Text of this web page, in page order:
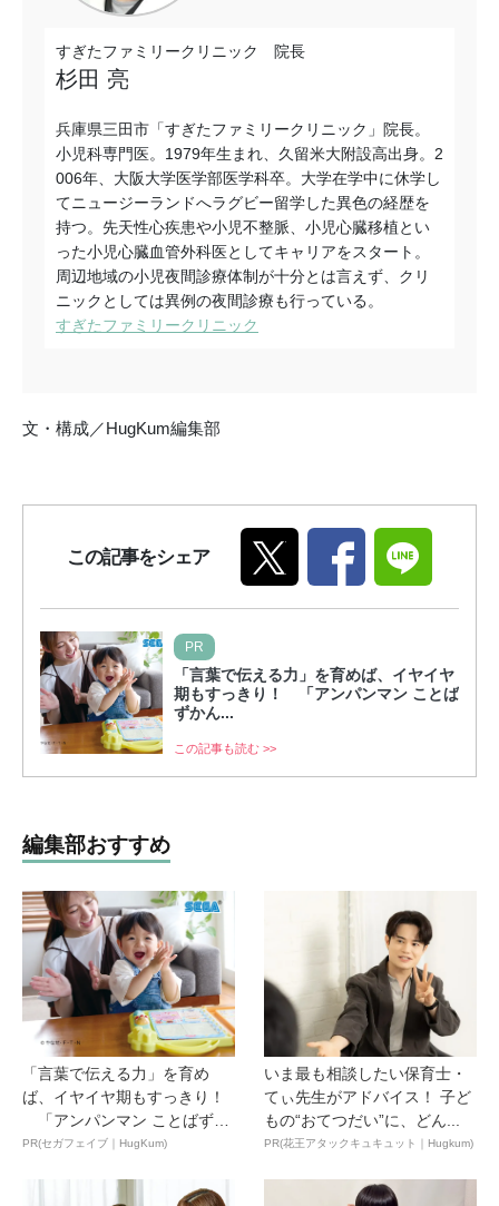
すぎたファミリークリニック 院長
杉田 亮
兵庫県三田市「すぎたファミリークリニック」院長。
小児科専門医。1979年生まれ、久留米大附設高出身。2
006年、大阪大学医学部医学科卒。大学在学中に休学し
てニュージーランドへラグビー留学した異色の経歴を
持つ。先天性心疾患や小児不整脈、小児心臓移植とい
った小児心臓血管外科医としてキャリアをスタート。
周辺地域の小児夜間診療体制が十分とは言えず、クリ
ニックとしては異例の夜間診療も行っている。
すぎたファミリークリニック
文・構成／HugKum編集部
この記事をシェア
PR
「言葉で伝える力」を育めば、イヤイヤ
期もすっきり！ 「アンパンマン ことば
ずかん...
この記事も読む >>
編集部おすすめ
「言葉で伝える力」を育め
ば、イヤイヤ期もすっきり！
「アンパンマン ことばずか
ん...
PR(セガフェイブ｜HugKum)
いま最も相談したい保育士・
てぃ先生がアドバイス！ 子ど
もの“おてつだい”に、どん...
PR(花王アタックキュキュット｜Hugkum)